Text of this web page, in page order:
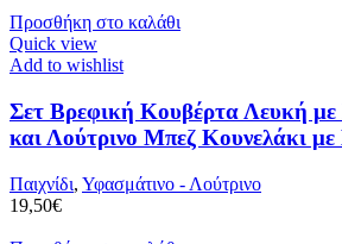
Προσθήκη στο καλάθι
Quick view
Add to wishlist
Σετ Βρεφική Κουβέρτα Λευκή με
και Λούτρινο Μπεζ Κουνελάκι
Παιχνίδι, Υφασμάτινο - Λούτρινο
19,50€